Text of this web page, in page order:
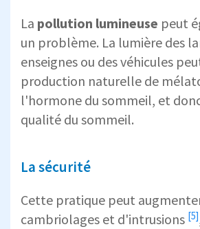
La pollution lumineuse peut
un problème. La lumière des
enseignes ou des véhicules
production naturelle de
l'hormone du sommeil, et
qualité du sommeil.
La sécurité
Cette pratique peut
cambriolages et d'intrusions [5]